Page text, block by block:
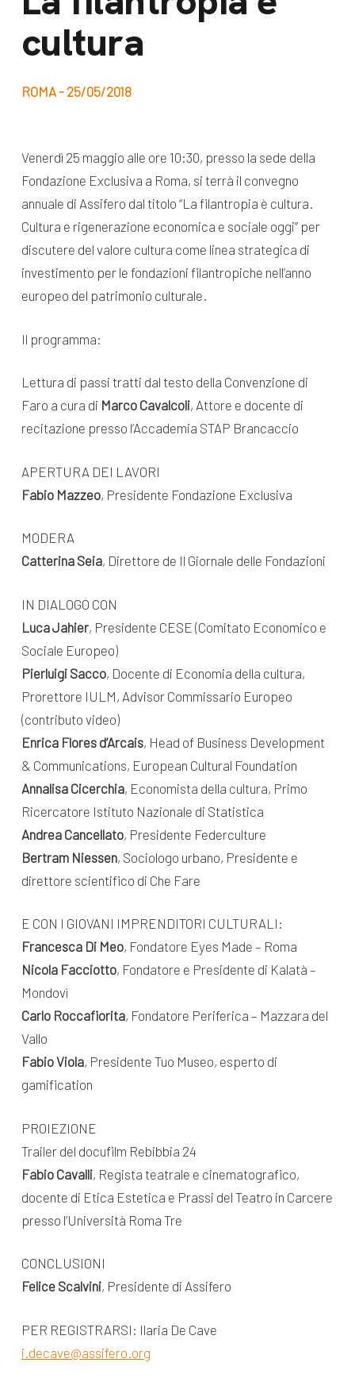
cultura
ROMA - 25/05/2018
Venerdì 25 maggio alle ore 10:30, presso la sede della
Fondazione Exclusiva a Roma, si terrà il convegno
annuale di Assifero dal titolo “La filantropia è cultura.
Cultura e rigenerazione economica e sociale oggi” per
discutere del valore cultura come linea strategica di
investimento per le fondazioni filantropiche nell’anno
europeo del patrimonio culturale.
Il programma:
Lettura di passi tratti dal testo della Convenzione di
Faro a cura di Marco Cavalcoli, Attore e docente di
recitazione presso l’Accademia STAP Brancaccio
APERTURA DEI LAVORI
Fabio Mazzeo, Presidente Fondazione Exclusiva
MODERA
Catterina Seia, Direttore de Il Giornale delle Fondazioni
IN DIALOGO CON
Luca Jahier, Presidente CESE (Comitato Economico e
Sociale Europeo)
Pierluigi Sacco, Docente di Economia della cultura,
Prorettore IULM, Advisor Commissario Europeo
(contributo video)
Enrica Flores d’Arcais, Head of Business Development
& Communications, European Cultural Foundation
Annalisa Cicerchia, Economista della cultura, Primo
Ricercatore Istituto Nazionale di Statistica
Andrea Cancellato, Presidente Federculture
Bertram Niessen, Sociologo urbano, Presidente e
direttore scientifico di Che Fare
E CON I GIOVANI IMPRENDITORI CULTURALI:
Francesca Di Meo, Fondatore Eyes Made – Roma
Nicola Facciotto, Fondatore e Presidente di Kalatà –
Mondovì
Carlo Roccafiorita, Fondatore Periferica – Mazzara del
Vallo
Fabio Viola, Presidente Tuo Museo, esperto di
gamification
PROIEZIONE
Trailer del docufilm Rebibbia 24
Fabio Cavalli, Regista teatrale e cinematografico,
docente di Etica Estetica e Prassi del Teatro in Carcere
presso l’Università Roma Tre
CONCLUSIONI
Felice Scalvini, Presidente di Assifero
PER REGISTRARSI: Ilaria De Cave
i.decave@assifero.org
Lavora con noi
Bilancio di
missione
appuntamenti
News
Appuntamenti
dal Sud
Videomagazine
e blog progetti
Seguici sui social: